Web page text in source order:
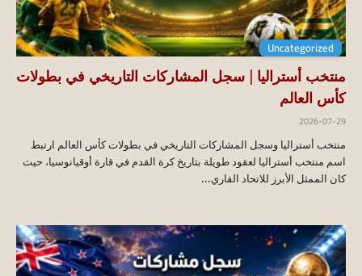
Uncategorized
منتخب أستراليا | سجل المشاركات التاريخي في بطولات
كأس العالم
2026-07-29
منتخب أستراليا وسجل المشاركات التاريخي في بطولات كأس العالم ارتبط
اسم منتخب أستراليا لعقود طويلة بتاريخ كرة القدم في قارة أوقيانوسيا، حيث
كان الممثل الأبرز للاتحاد القاري...